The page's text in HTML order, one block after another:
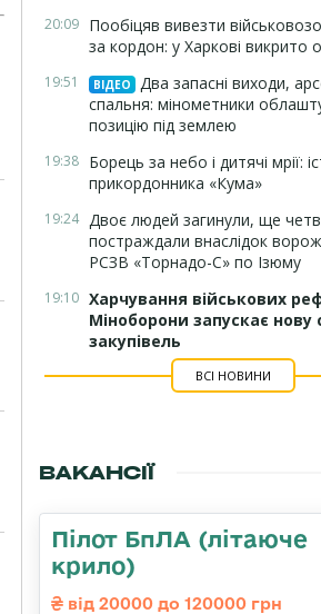
20:09 Пообіцяв вивезти
за кордон: у Харкові викрито
19:51 ВІДЕО
Два запасні виходи,
спальня: мінометники
позицію під землею
19:38 Борець за небо і дитячі мрії:
прикордонника «Кума»
19:24 Двоє людей загинули, ще
постраждали внаслідок
РСЗВ «Торнадо-С» по Ізюму
19:10 Харчування військових
Міноборони запускає нову
закупівель
ВСІ НОВИНИ
ВАКАНСІЇ
Пілот БпЛА (літаюче
крило)
від 20000 до 120000 грн